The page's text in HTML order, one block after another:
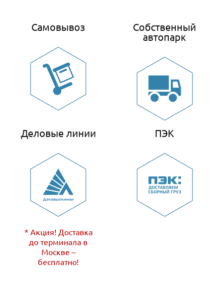
Самовывоз
Собственный
автопарк
Деловые линии
* Акция! Доставка
до терминала в
Москве –
бесплатно!
ПЭК